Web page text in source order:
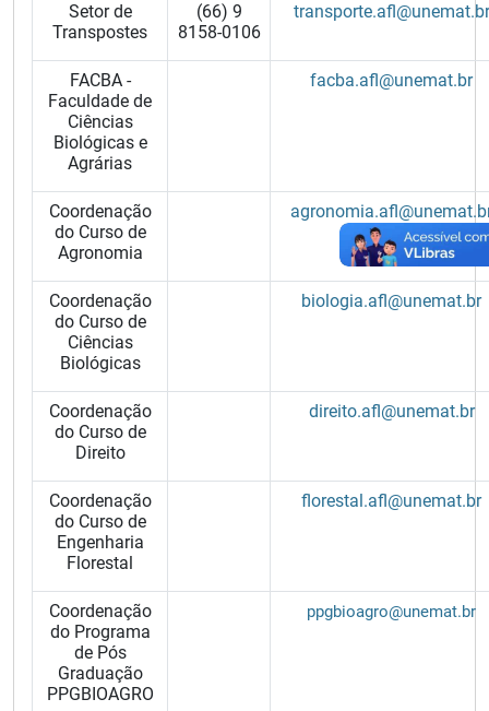
Setor de
Transpostes
(66) 9
8158-0106
transporte.afl@unemat.br
FACBA -
Faculdade de
Ciências
Biológicas e
Agrárias
facba.afl@unemat.br
Coordenação
do Curso de
Agronomia
Coordenação
do Curso de
Ciências
Biológicas
biologia.afl@unemat.br
Coordenação
do Curso de
Direito
direito.afl@unemat.br
Coordenação
do Curso de
Engenharia
Florestal
florestal.afl@unemat.br
Coordenação
do Programa
de Pós
Graduação
PPGBIOAGRO
ppgbioagro@unemat.br